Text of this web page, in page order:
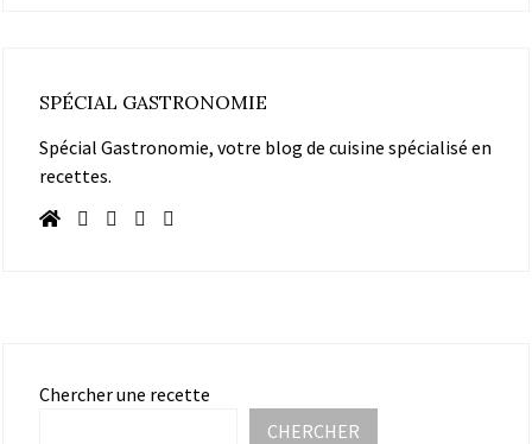
SPÉCIAL GASTRONOMIE
Spécial Gastronomie, votre blog de cuisine spécialisé en
recettes.
Chercher une recette
CHERCHER